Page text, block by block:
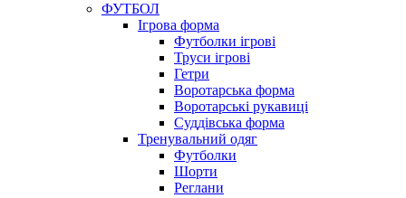
ФУТБОЛ
Ігрова форма
Футболки ігрові
Труси ігрові
Гетри
Воротарська форма
Воротарські рукавиці
Суддівська форма
Тренувальний одяг
Футболки
Шорти
Реглани